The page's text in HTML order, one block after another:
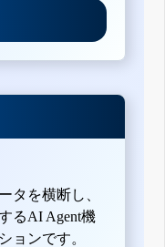
タを横断し、
るAI Agent機
ョンです。